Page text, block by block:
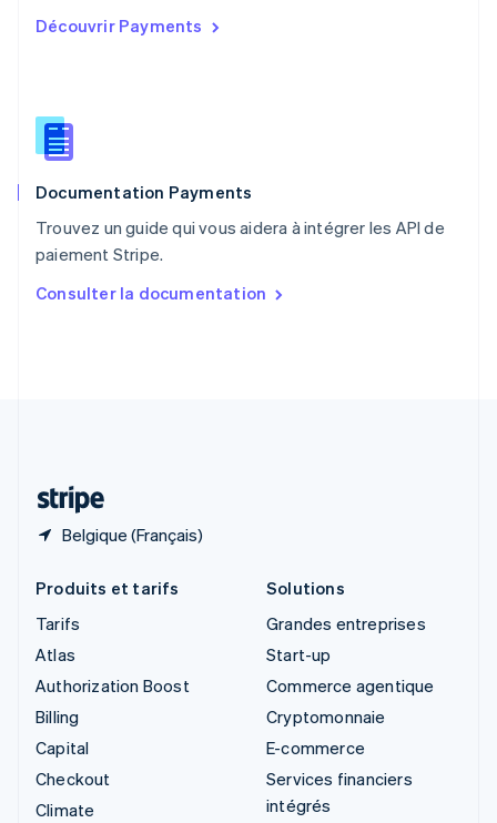
Découvrir Payments
Documentation Payments
Trouvez un guide qui vous aidera à intégrer les API de
paiement Stripe.
Consulter la documentation
Belgique (Français)
PortuguêsEnglish
English
Roumanie
Royaume-Uni
Singapour
English 简体中文
English
Produits et tarifs
Tarifs
Atlas
Authorization Boost
Billing
Capital
Checkout
Climate
Solutions
Grandes entreprises
Start-up
Commerce agentique
Cryptomonnaie
E-commerce
Services financiers
intégrés